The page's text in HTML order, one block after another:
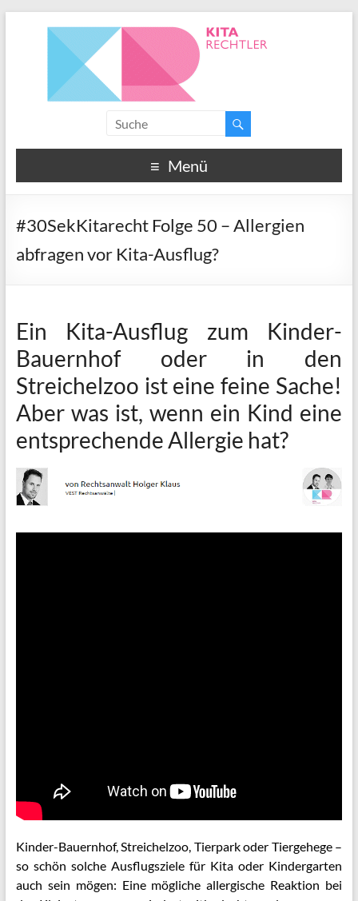
Menü
#30SekKitarecht Folge 50 – Allergien
abfragen vor Kita-Ausflug?
Ein Kita-Ausflug zum Kinder-
Bauernhof oder in den
Streichelzoo ist eine feine Sache!
Aber was ist, wenn ein Kind eine
entsprechende Allergie hat?
Kinder-Bauernhof, Streichelzoo, Tierpark oder Tiergehege –
so schön solche Ausflugsziele für Kita oder Kindergarten
auch sein mögen: Eine mögliche allergische Reaktion bei